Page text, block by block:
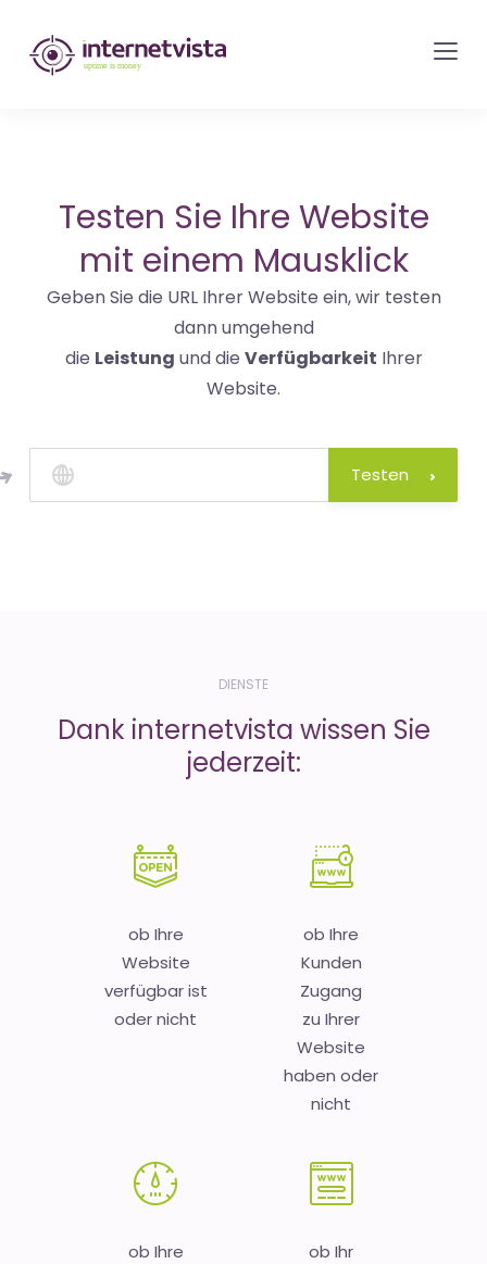
internetvista
Monitoring
Websites
und
Internet-
Diensten
Uptime
Testen Sie Ihre Website
mit einem Mausklick
Geben Sie die URL Ihrer Website ein, wir testen
dann umgehend
die Leistung und die Verfügbarkeit Ihrer
Website.
Testen
DIENSTE
Dank internetvista wissen Sie
jederzeit:
ob Ihre
Website
verfügbar ist
oder nicht
ob Ihre
Kunden
Zugang
zu Ihrer
Website
haben oder
nicht
ob Ihre
ob Ihr